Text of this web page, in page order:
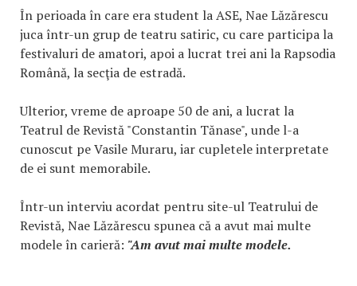
În perioada în care era student la ASE, Nae Lăzărescu
juca într-un grup de teatru satiric, cu care participa la
festivaluri de amatori, apoi a lucrat trei ani la Rapsodia
Română, la secţia de estradă.
Ulterior, vreme de aproape 50 de ani, a lucrat la
Teatrul de Revistă "Constantin Tănase", unde l-a
cunoscut pe Vasile Muraru, iar cupletele interpretate
de ei sunt memorabile.
Într-un interviu acordat pentru site-ul Teatrului de
Revistă, Nae Lăzărescu spunea că a avut mai multe
modele în carieră: "Am avut mai multe modele.